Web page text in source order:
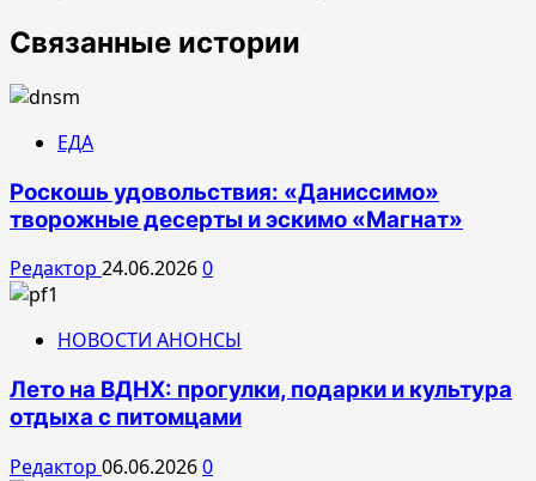
записям
Связанные истории
ЕДА
Роскошь удовольствия: «Даниссимо»
творожные десерты и эскимо «Магнат»
Редактор 24.06.20260
НОВОСТИ АНОНСЫ
Лето на ВДНХ: прогулки, подарки и культура
отдыха с питомцами
Редактор 06.06.20260